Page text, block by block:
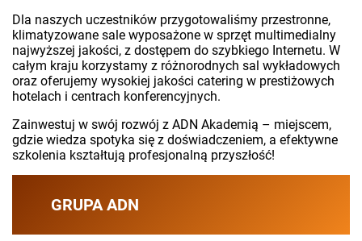
Dla naszych uczestników przygotowaliśmy przestronne,
klimatyzowane sale wyposażone w sprzęt multimedialny
najwyższej jakości, z dostępem do szybkiego Internetu. W
całym kraju korzystamy z różnorodnych sal wykładowych
oraz oferujemy wysokiej jakości catering w prestiżowych
hotelach i centrach konferencyjnych.
Zainwestuj w swój rozwój z ADN Akademią – miejscem,
gdzie wiedza spotyka się z doświadczeniem, a efektywne
szkolenia kształtują profesjonalną przyszłość!
GRUPA ADN